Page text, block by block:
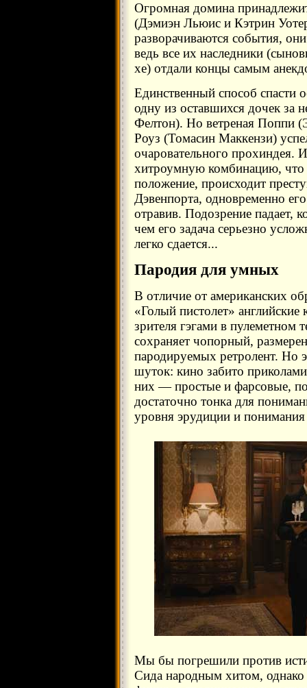
Огромная домина
(Дэмиэн Льюис и Кэтрин
разворачиваются события,
ведь все их наследники
хе) отдали концы самым
Единственный способ спасти
одну из оставшихся дочек за
Фелтон). Но ветреная Поппи
Роуз (Томасин Маккензи)
очаровательного прохиндея.
хитроумную комбинацию, что
положение, происходит
Дэвенпорта, одновременно
отравив. Подозрение падает,
чем его задача серьезно
легко сдается...
Пародия для умных
В отличие от американских
«Голый пистолет»
зрителя гэгами в
сохраняет чопорный,
пародируемых ретролент. Но
шуток: кино забито
них — простые и фарсовые,
достаточно тонка для
уровня эрудиции и
Мы бы погрешили против
Сида народным хитом, однако